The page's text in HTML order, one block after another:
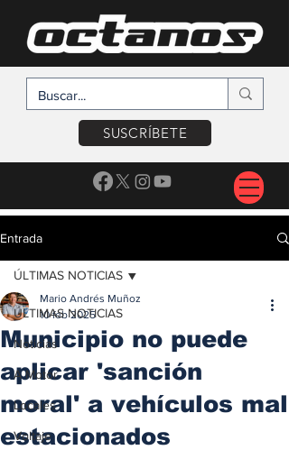
SUSCRÍBETE
Entrada
ÚLTIMAS NOTICIAS
Noticias
A Motor
Locales
Voltaje
ÚLTIMAS NOTICIAS
Municipio no puede
aplicar 'sanción
moral' a vehículos mal
estacionados
Mario Andrés Muñoz
10 feb 2025